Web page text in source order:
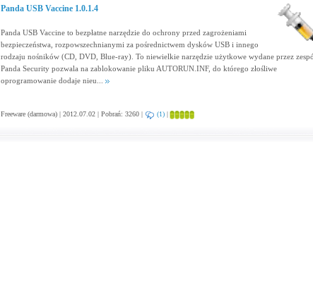
Panda USB Vaccine 1.0.1.4
Panda USB Vaccine to bezpłatne narzędzie do ochrony przed zagrożeniami
bezpieczeństwa, rozpowszechnianymi za pośrednictwem dysków USB i innego
rodzaju nośników (CD, DVD, Blue-ray). To niewielkie narzędzie użytkowe wydane przez
Panda Security pozwala na zablokowanie pliku AUTORUN.INF, do którego złośliwe
oprogramowanie dodaje nieu...
Freeware (darmowa) | 2012.07.02 | Pobrań: 3260 | (1)|